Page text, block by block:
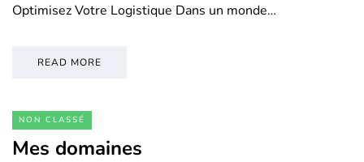
Optimisez Votre Logistique Dans un monde…
READ MORE
NON CLASSÉ
Mes domaines